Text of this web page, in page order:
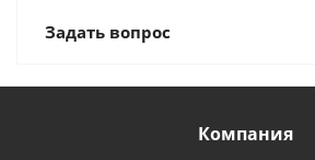
Задать вопрос
Компания